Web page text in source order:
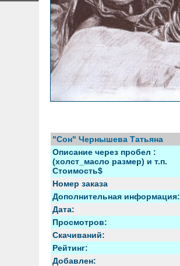
"Сон" Чернышева Татьяна
Описание через пробел :
(холст_масло размер) и т.п.
Стоимость$
Номер заказа
Дополнительная информация:
Дата:
Просмотров:
Скачиваний:
Рейтинг:
Добавлен: